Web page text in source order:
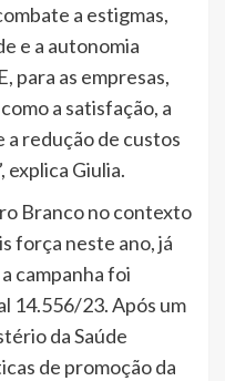
a estigmas,
e a autonomia
para as empresas,
a satisfação, a
a redução de custos
explica Giulia.
Branco no contexto
força neste ano, já
campanha foi
14.556/23. Após um
da Saúde
de promoção da